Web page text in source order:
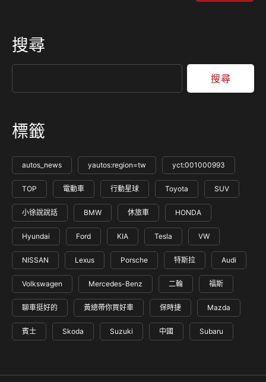
讓辛勤維護市容整潔的市民臨時工擁有多一重安心保障，在不
汽車共同捐贈臺北市政府，助其充實環保局市民臨時工「僱主
補償契約責任險」保險費，以實際行動實踐ESG永續發展，累
計保障約3萬4千位臨時清潔工，理賠金額總計高達…
搜尋
搜尋
標籤
autos_news yautos:region=tw yct:001000993
TOP 電動車 行動星球 Toyota SUV
小徐說說話 BMW 休旅車 HONDA
Hyundai Ford KIA Tesla VW
NISSAN Lexus Porsche 特斯拉 Audi
Volkswagen Mercedes-Benz 二輪 福斯
聊車挺好的 黃總帶你買好車 保時捷 Mazda
賓士 Skoda Suzuki 中國 Subaru